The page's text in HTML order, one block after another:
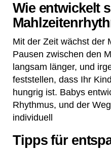
Wie entwickelt
Mit der Zeit wächst der
Pausen zwischen den
langsam länger, und
feststellen, dass Ihr
hungrig ist. Babys
Rhythmus, und der
individuell
Tipps für